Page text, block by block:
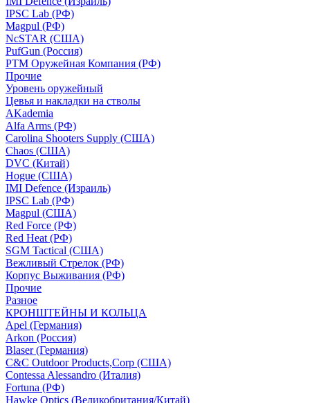
IPSC Lab (РФ)
Magpul (РФ)
NcSTAR (США)
PufGun (Россия)
РТМ Оружейная Компания (РФ)
Прочие
Уровень оружейный
Цевья и накладки на стволы
AKademia
Alfa Arms (РФ)
Carolina Shooters Supply (США)
Chaos (США)
DVC (Китай)
Hogue (США)
IMI Defence (Израиль)
IPSC Lab (РФ)
Magpul (США)
Red Force (РФ)
Red Heat (РФ)
SGM Tactical (США)
Вежливый Стрелок (РФ)
Корпус Выживания (РФ)
Прочие
Разное
КРОНШТЕЙНЫ И КОЛЬЦА
Apel (Германия)
Arkon (Россия)
Blaser (Германия)
C&C Outdoor Products,Corp (США)
Contessa Alessandro (Италия)
Fortuna (РФ)
Hawke Optics (Великобритания/Китай)